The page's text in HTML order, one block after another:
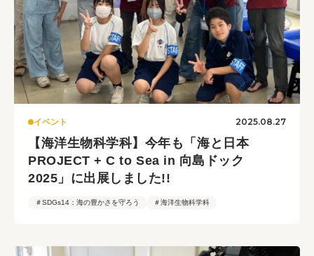
イベント 2025.08.27
【海洋生物科学科】今年も「海と日本
PROJECT + C to Sea in 向島ドック
2025」に出展しました!!
＃SDGs14：海の豊かさを守ろう ＃海洋生物科学科